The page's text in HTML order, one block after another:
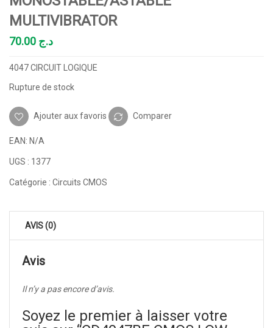
MULTIVIBRATOR
د.ج
4047 CIRCUIT LOGIQUE
Rupture de stock
Ajouter aux favoris Comparer
EAN: N/A
UGS : 1377
Catégorie : Circuits CMOS
AVIS (0)
Avis
Il n’y a pas encore d’avis.
Soyez le premier à laisser votre